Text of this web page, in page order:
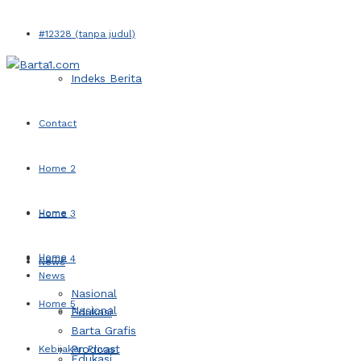
#12328 (tanpa judul)
Indeks Berita
Contact
Home 2
Home 3
Home 4
Home 5
Kebijakan Privasi
Home
News
Nasional
Home
News
Nasional
Edukasi
Barta Grafis
Prodcast